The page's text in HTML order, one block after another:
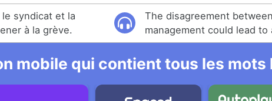
syndicat et la
à la grève.
The disagreement
management could lead to
mobile qui contient tous les